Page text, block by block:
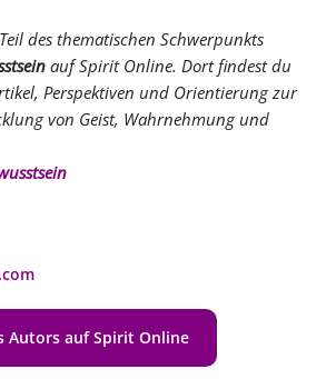
des thematischen Schwerpunkts
auf Spirit Online. Dort findest du
Perspektiven und Orientierung zur
von Geist, Wahrnehmung und
Autors auf Spirit Online